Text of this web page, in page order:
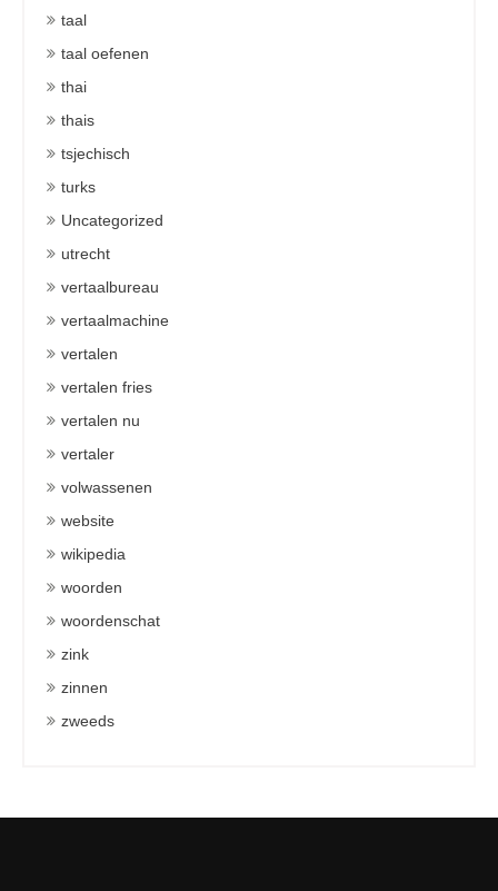
taal
taal oefenen
thai
thais
tsjechisch
turks
Uncategorized
utrecht
vertaalbureau
vertaalmachine
vertalen
vertalen fries
vertalen nu
vertaler
volwassenen
website
wikipedia
woorden
woordenschat
zink
zinnen
zweeds